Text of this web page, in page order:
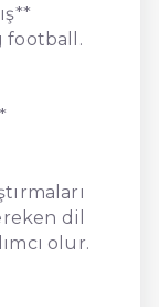
football.
dil
olur.